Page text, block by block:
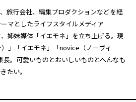
旅行会社、編集プロダクションなどを経
マとしたライフスタイルメディア
、姉妹媒体「イエモネ 」を立ち上げる。現
」「イエモネ」「novice（ノーヴィ
長。可愛いものとおいしいものとへんなも
たい。